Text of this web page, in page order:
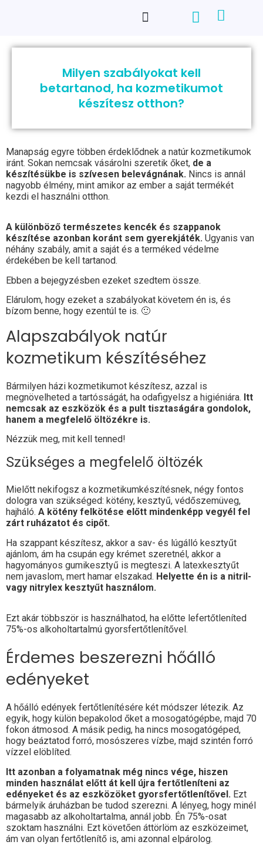
Milyen szabályokat kell
betartanod, ha kozmetikumot
készítesz otthon?
Manapság egyre többen érdeklődnek a natúr kozmetikumok
iránt. Sokan nemcsak vásárolni szeretik őket, de a
készítésükbe is szívesen belevágnának. Nincs is annál
nagyobb élmény, mint amikor az ember a saját termékét
kezdi el használni otthon.
A különböző természetes kencék és szappanok
készítése azonban koránt sem gyerekjáték. Ugyanis van
néhány szabály, amit a saját és a terméked védelme
érdekében be kell tartanod.
Ebben a bejegyzésben ezeket szedtem össze.
Elárulom, hogy ezeket a szabályokat követem én is, és
bízom benne, hogy ezentúl te is. 🙂
Alapszabályok natúr
kozmetikum készítéséhez
Bármilyen házi kozmetikumot készítesz, azzal is
megnövelheted a tartósságát, ha odafigyelsz a higiéniára. Itt
nemcsak az eszközök és a pult tisztaságára gondolok,
hanem a megfelelő öltözékre is.
Nézzük meg, mit kell tenned!
Szükséges a megfelelő öltözék
Mielőtt nekifogsz a kozmetikumkészítésnek, négy fontos
dologra van szükséged: kötény, kesztyű, védőszemüveg,
hajháló. A kötény felkötése előtt mindenképp vegyél fel
zárt ruházatot és cipőt.
Ha szappant készítesz, akkor a sav- és lúgálló kesztyűt
ajánlom, ám ha csupán egy krémet szeretnél, akkor a
hagyományos gumikesztyű is megteszi. A latexkesztyűt
nem javaslom, mert hamar elszakad. Helyette én is a nitril-
vagy nitrylex kesztyűt használom.
Ezt akár többször is használhatod, ha előtte lefertőtleníted
75%-os alkoholtartalmú gyorsfertőtlenítővel.
Érdemes beszerezni hőálló
edényeket
A hőálló edények fertőtlenítésére két módszer létezik. Az
egyik, hogy külön bepakolod őket a mosogatógépbe, majd 70
fokon átmosod. A másik pedig, ha nincs mosogatógéped,
hogy beáztatod forró, mosószeres vízbe, majd szintén forró
vízzel elöblíted.
Itt azonban a folyamatnak még nincs vége, hiszen
minden használat előtt át kell újra fertőtleníteni az
edényeket és az eszközöket gyorsfertőtlenítővel. Ezt
bármelyik áruházban be tudod szerezni. A lényeg, hogy minél
magasabb az alkoholtartalma, annál jobb. Én 75%-osat
szoktam használni. Ezt követően áttörlöm az eszközeimet,
ám van olyan fertőtlenítő is, ami azonnal elpárolog.